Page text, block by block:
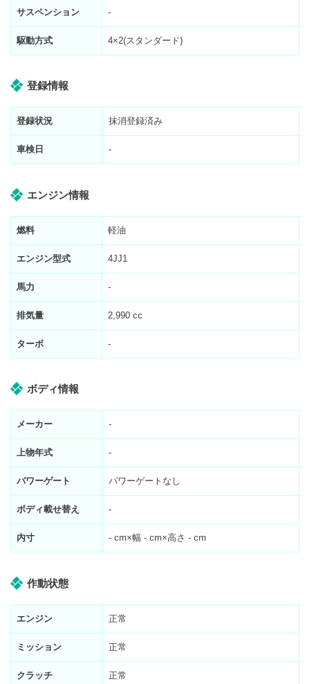
サスペンション -
駆動方式 4×2(スタンダード)
登録情報
登録状況 抹消登録済み
車検日 -
エンジン情報
燃料 軽油
エンジン型式 4JJ1
馬力 -
排気量 2,990 cc
ターボ -
ボディ情報
メーカー -
上物年式 -
パワーゲート パワーゲートなし
ボディ載せ替え -
内寸 - cm×幅 - cm×高さ - cm
作動状態
エンジン 正常
ミッション 正常
クラッチ 正常